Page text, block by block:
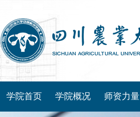
学院首页 学院概况 师资力量